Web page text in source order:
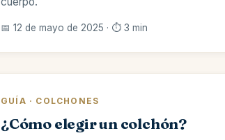
📅 12 de mayo de 2025 · ⏱️ 3 min
GUÍA · COLCHONES
¿Cómo elegir un colchón?